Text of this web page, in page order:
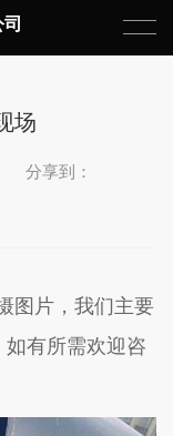
场
分享到：
图片，我们主要
有所需欢迎咨